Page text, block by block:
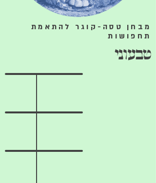
מבחן טסה-קוגר להתאמת
תחפושות
טבעוני